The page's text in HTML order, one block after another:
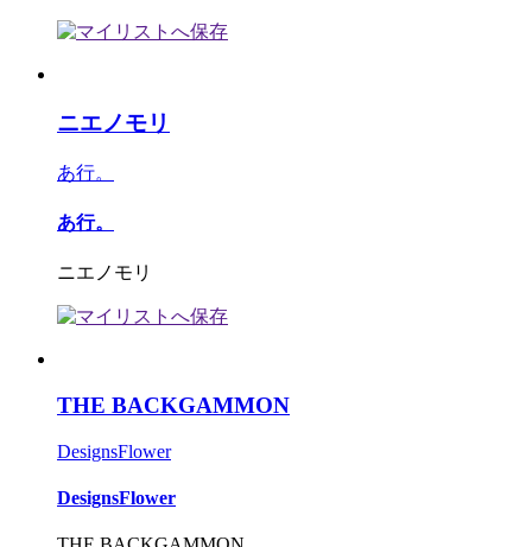
ニエノモリ
あ行。
あ行。
ニエノモリ
THE BACKGAMMON
DesignsFlower
DesignsFlower